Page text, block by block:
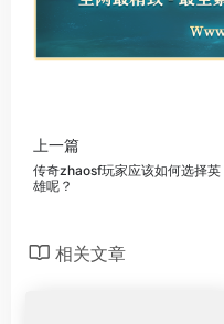
上一篇
传奇zhaosf玩家应该如何选择英
雄呢？
相关文章